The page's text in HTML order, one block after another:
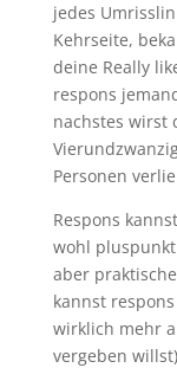
jedes
Kehrseite,
deine Really
respons
nachstes wirst
Personen
Respons
wohl
aber
kannst
wirklich mehr
vergeben